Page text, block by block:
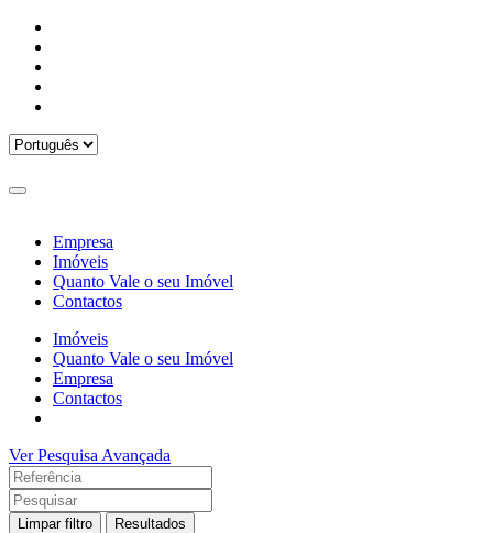
Empresa
Imóveis
Quanto Vale o seu Imóvel
Contactos
Imóveis
Quanto Vale o seu Imóvel
Empresa
Contactos
Ver Pesquisa Avançada
Limpar filtro Resultados